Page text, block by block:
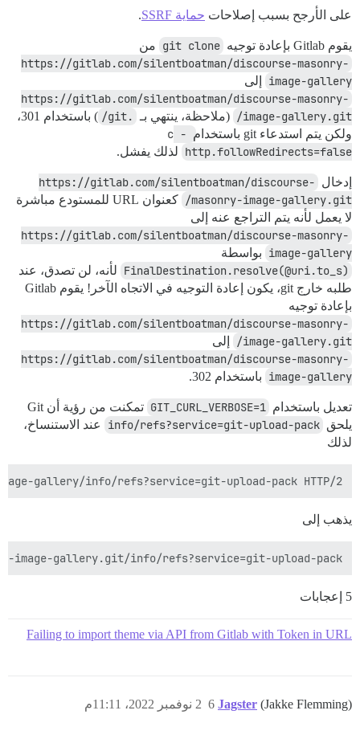
على الأرجح بسبب إصلاحات حماية SSRF .
يقوم Gitlab بإعادة توجيه git clone من
https://gitlab.com/silentboatman/discourse-masonry-
image-gallery
إلى
https://gitlab.com/silentboatman/discourse-masonry-
image-gallery.git/
(ملاحظة، ينتهي بـ .git/
) باستخدام 301،
ولكن يتم استدعاء git باستخدام
-c
http.followRedirects=false لذلك يفشل.
إدخال https://gitlab.com/silentboatman/discourse-
masonry-image-gallery.git/
كعنوان URL للمستودع مباشرة
لا يعمل لأنه يتم التراجع عنه إلى
https://gitlab.com/silentboatman/discourse-masonry-
image-gallery بواسطة
FinalDestination.resolve(@uri.to_s) لأنه، لن تصدق، عند
طلبه خارج git، يكون إعادة التوجيه في الاتجاه الآخر! يقوم Gitlab
بإعادة توجيه
https://gitlab.com/silentboatman/discourse-masonry-
image-gallery.git/
إلى
https://gitlab.com/silentboatman/discourse-masonry-
image-gallery باستخدام 302.
تعديل باستخدام GIT_CURL_VERBOSE=1
تمكنت من رؤية أن Git
يلحق info/refs?service=git-upload-pack
عند الاستنساخ،
لذلك
gallery/info/refs?service=git-upload-pack HTTP/2
يذهب إلى
image-gallery.git/info/refs?service=git-upload-pack
5 إعجابات
Failing to import theme via API from Gitlab with Token in URL
Jagster (Jakke Flemming) 2 نوفمبر 2022، 11:11م 6